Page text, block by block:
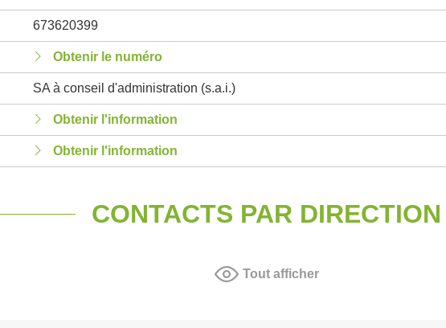
673620399
Obtenir le numéro
SA à conseil d'administration (s.a.i.)
Obtenir l'information
Obtenir l'information
CONTACTS PAR DIRECTION
Tout afficher